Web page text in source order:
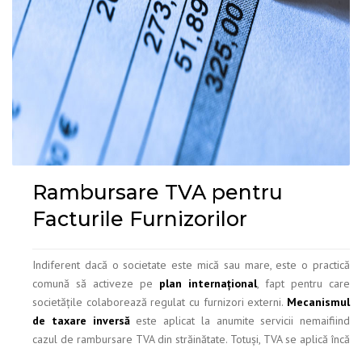
Rambursare TVA pentru
Facturile Furnizorilor
Indiferent dacă o societate este mică sau mare, este o practică
comună să activeze pe plan internațional, fapt pentru care
societățile colaborează regulat cu furnizori externi. Mecanismul
de taxare inversăeste aplicat la anumite servicii nemaifiind
cazul de rambursare TVA din străinătate. Totuși, TVA se aplică încă